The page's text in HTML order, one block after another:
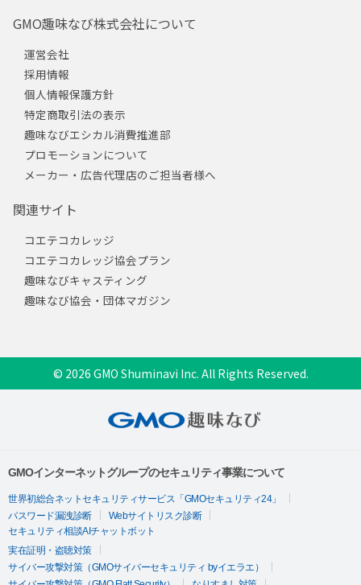
GMO趣味なび株式会社について
運営会社
採用情報
個人情報保護方針
特定商取引法の表示
趣味なびエシカル消費推進部
プロモーションについて
メーカー・広告代理店のご担当者様へ
関連サイト
コエテコカレッジ
コエテコカレッジ協会プラン
趣味なびキャスティング
趣味なび協会・団体マガジン
© 2026 GMO Shuminavi Inc. All Rights Reserved.